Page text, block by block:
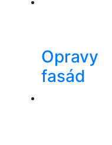
Opravy
fasád